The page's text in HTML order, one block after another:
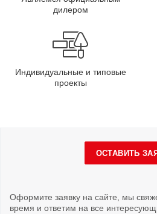
дилером
Индивидуальные и типовые
проекты
ОСТАВИТЬ
Оформите заявку на сайте, мы
время и ответим на все